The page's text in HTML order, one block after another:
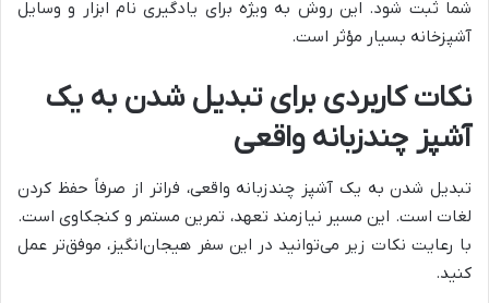
شما ثبت شود. این روش به ویژه برای یادگیری نام ابزار و وسایل
آشپزخانه بسیار مؤثر است.
نکات کاربردی برای تبدیل شدن به یک
آشپز چندزبانه واقعی
تبدیل شدن به یک آشپز چندزبانه واقعی، فراتر از صرفاً حفظ کردن
لغات است. این مسیر نیازمند تعهد، تمرین مستمر و کنجکاوی است.
با رعایت نکات زیر می‌توانید در این سفر هیجان‌انگیز، موفق‌تر عمل
کنید.